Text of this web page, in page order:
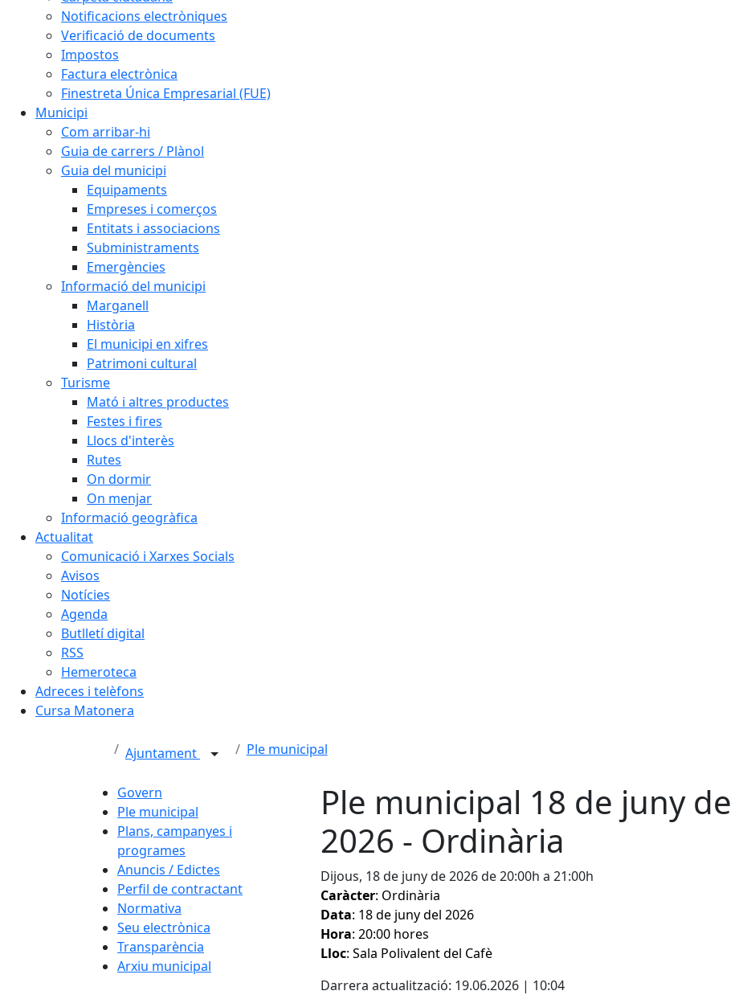
Notificacions electròniques
Verificació de documents
Impostos
Factura electrònica
Finestreta Única Empresarial (FUE)
Municipi
Com arribar-hi
Guia de carrers / Plànol
Guia del municipi
Equipaments
Empreses i comerços
Entitats i associacions
Subministraments
Emergències
Informació del municipi
Marganell
Història
El municipi en xifres
Patrimoni cultural
Turisme
Mató i altres productes
Festes i fires
Llocs d'interès
Rutes
On dormir
On menjar
Informació geogràfica
Actualitat
Comunicació i Xarxes Socials
Avisos
Notícies
Agenda
Butlletí digital
RSS
Hemeroteca
Adreces i telèfons
Cursa Matonera
Ajuntament Ple municipal
Govern
Ple municipal
Plans, campanyes i
programes
Anuncis / Edictes
Perfil de contractant
Normativa
Seu electrònica
Transparència
Arxiu municipal
Ple municipal 18 de juny de
2026 - Ordinària
Dijous, 18 de juny de 2026 de 20:00h a 21:00h
Caràcter: Ordinària
Data: 18 de juny del 2026
Hora: 20:00 hores
Lloc: Sala Polivalent del Cafè
Darrera actualització: 19.06.2026 | 10:04